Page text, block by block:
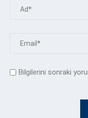
Bilgilerini sonraki